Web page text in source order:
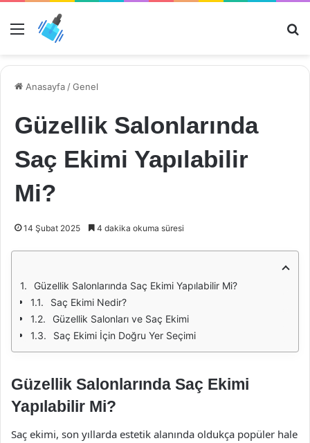
Menü
Anasayfa /Genel
Güzellik Salonlarında
Saç Ekimi Yapılabilir
Mi?
14 Şubat 2025 4 dakika okuma süresi
Güzellik Salonlarında Saç Ekimi Yapılabilir Mi?
Saç Ekimi Nedir?
Güzellik Salonları ve Saç Ekimi
Saç Ekimi İçin Doğru Yer Seçimi
Güzellik Salonlarında Saç Ekimi
Yapılabilir Mi?
Saç ekimi, son yıllarda estetik alanında oldukça popüler hale